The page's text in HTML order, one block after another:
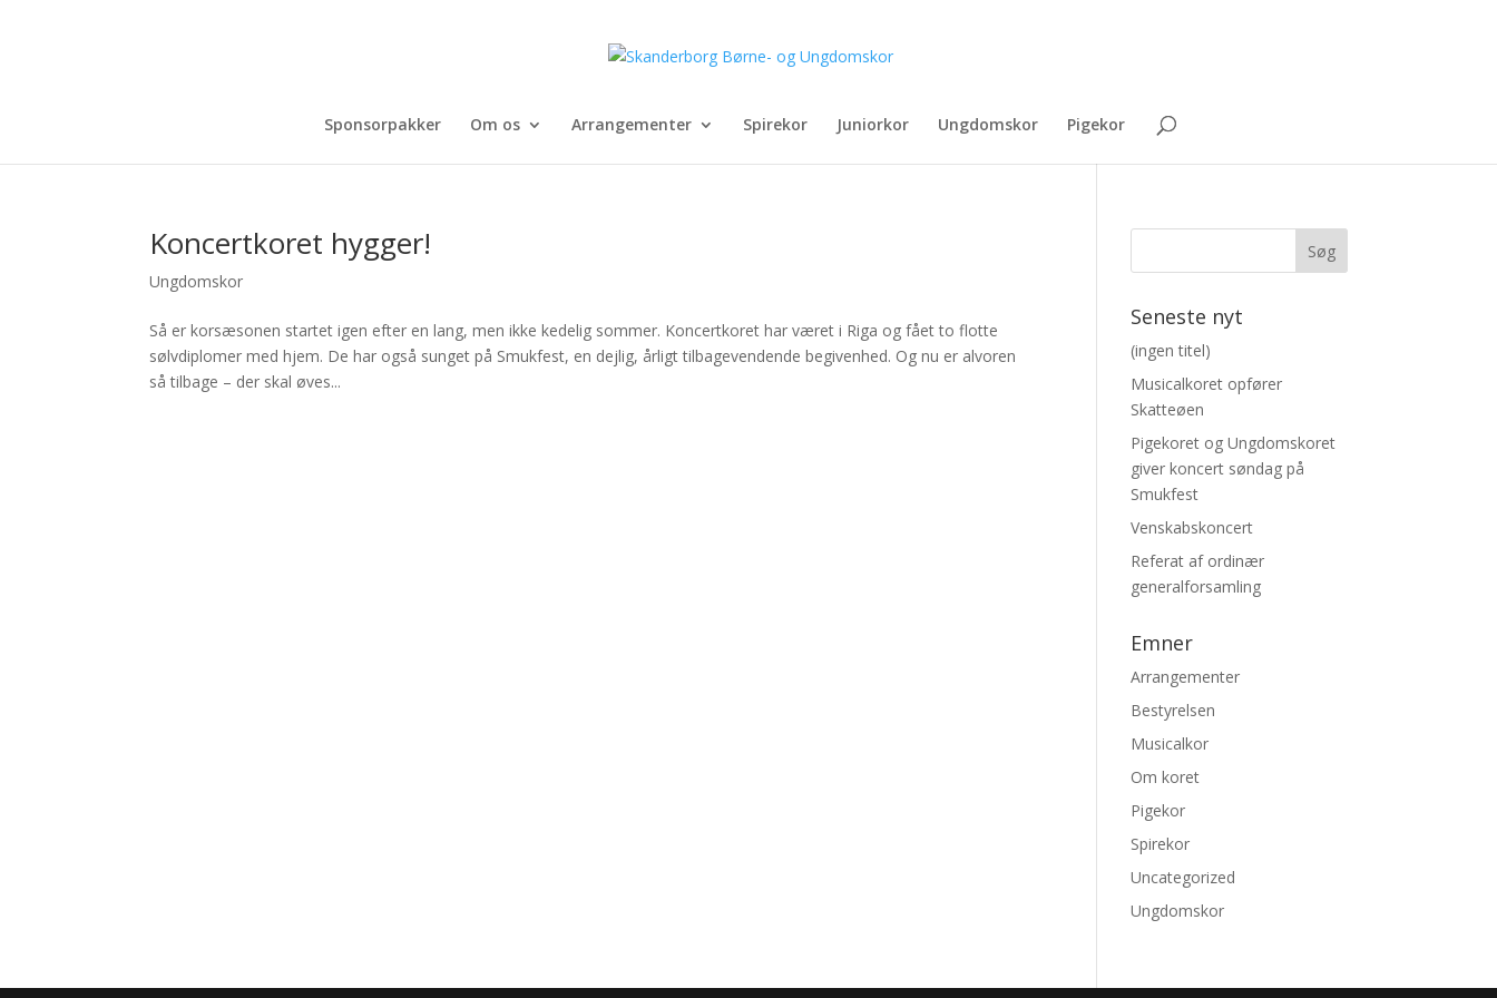
Sponsorpakker Om os Arrangementer Spirekor Juniorkor Ungdomskor Pigekor
Koncertkoret hygger!
Ungdomskor
Så er korsæsonen startet igen efter en lang, men ikke kedelig sommer. Koncertkoret har været i Riga og fået to flotte
sølvdiplomer med hjem. De har også sunget på Smukfest, en dejlig, årligt tilbagevendende begivenhed. Og nu er alvoren
så tilbage – der skal øves...
Seneste nyt
(ingen titel)
Musicalkoret opfører
Skatteøen
Pigekoret og Ungdomskoret
giver koncert søndag på
Smukfest
Venskabskoncert
Referat af ordinær
generalforsamling
Emner
Arrangementer
Bestyrelsen
Musicalkor
Om koret
Pigekor
Spirekor
Uncategorized
Ungdomskor